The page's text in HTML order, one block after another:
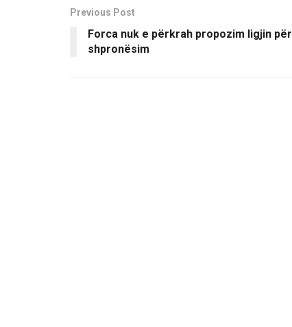
Previous Post
Forca nuk e përkrah propozim ligjin për
shpronësim